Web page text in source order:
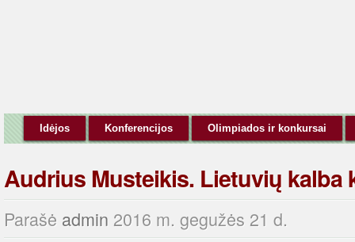
Idėjos Konferencijos Olimpiados ir konkursai
Audrius Musteikis. Lietuvių kalba
Parašė admin 2016 m. gegužės 21 d.